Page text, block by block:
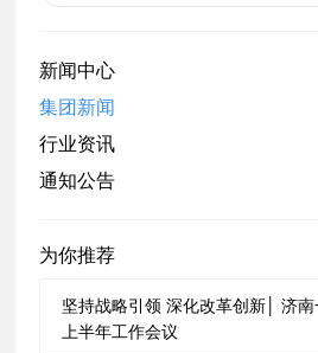
新闻中心
集团新闻
行业资讯
通知公告
为你推荐
坚持战略引领 深化改革创新│ 济
上半年工作会议